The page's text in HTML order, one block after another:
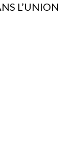
L’UNION